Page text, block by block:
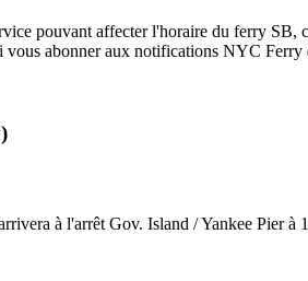
pouvant affecter l'horaire du ferry SB,
vous abonner aux notifications NYC
à l'arrêt Gov. Island / Yankee Pier